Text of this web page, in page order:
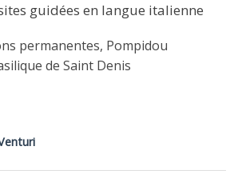
guidées en langue italienne
permanentes, Pompidou
de Saint Denis